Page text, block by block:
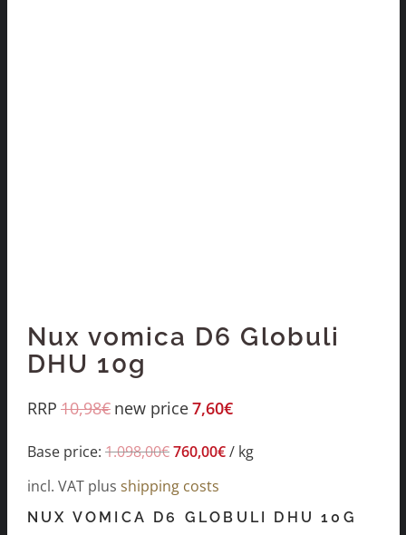
Nux vomica D6 Globuli
DHU 10g
RRP 10,98€ new price7,60€
Base price: 1.098,00€760,00€/ kg
incl. VAT plus shipping costs
NUX VOMICA D6 GLOBULI DHU 10G